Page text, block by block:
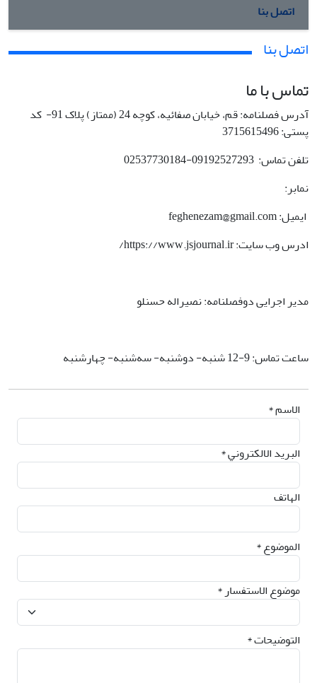
اتصل بنا
اتصل بنا
تماس با ما
آدرس فصلنامه: قم، خیابان صفائیه، کوچه 24 (ممتاز) پلاک 91- کد
پستی: 3715615496
تلفن تماس: 09192527293-02537730184
نمابر:
ایمیل: feghenezam@gmail.com
ادرس وب سایت: https://www.jsjournal.ir/
مدیر اجرایی دوفصلنامه: نصیراله حسنلو
ساعت تماس: 9-12 شنبه- دوشنبه- سه‌شنبه- چهارشنبه
الاسم *
البريد الالكتروني *
الهاتف
الموضوع *
موضوع الاستفسار *
التوضيحات *